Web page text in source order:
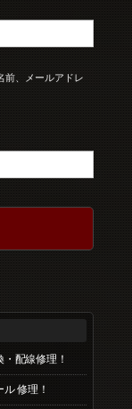
前、メールアドレ
配線修理！
修理！